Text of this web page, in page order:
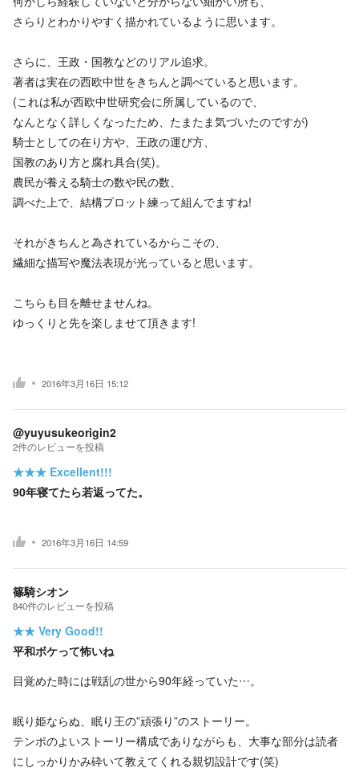
さらりとわかりやすく描かれているように思います。
さらに、王政・国教などのリアル追求。
著者は実在の西欧中世をきちんと調べていると思います。
(これは私が西欧中世研究会に所属しているので、
なんとなく詳しくなったため、たまたま気づいたのですが)
騎士としての在り方や、王政の運び方、
国教のあり方と腐れ具合(笑)。
農民が養える騎士の数や民の数、
調べた上で、結構プロット練って組んでますね!
それがきちんと為されているからこその、
繊細な描写や魔法表現が光っていると思います。
こちらも目を離せませんね。
ゆっくりと先を楽しませて頂きます!
2016年3月16日 15:12
@yuyusukeorigin2
2件のレビューを投稿
★★★ Excellent!!!
90年寝てたら若返ってた。
2016年3月16日 14:59
篠騎シオン
840件のレビューを投稿
★★ Very Good!!
平和ボケって怖いね
目覚めた時には戦乱の世から90年経っていた…。
眠り姫ならぬ、眠り王の”頑張り”のストーリー。
テンポのよいストーリー構成でありながらも、大事な部分は読者
にしっかりかみ砕いて教えてくれる親切設計です(笑)